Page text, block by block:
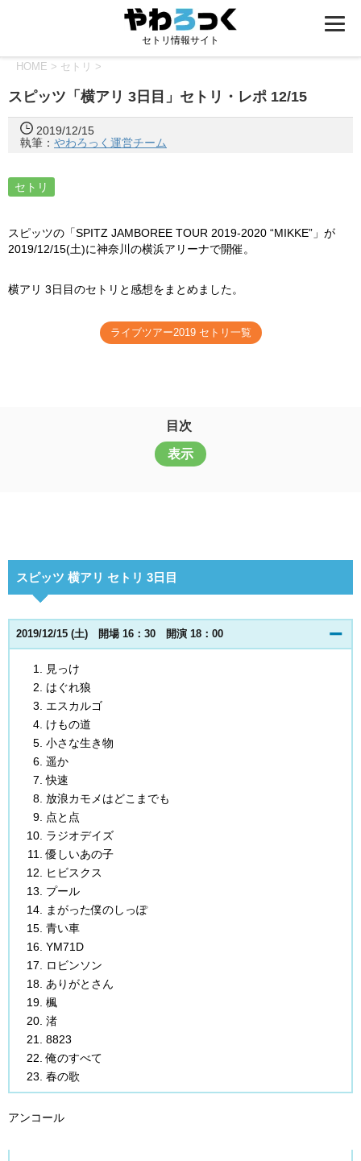
セトリ情報サイト
HOME > セトリ >
スピッツ「横アリ 3日目」セトリ・レポ 12/15
2019/12/15
執筆： やわろっく運営チーム
セトリ
スピッツの「SPITZ JAMBOREE TOUR 2019-2020 “MIKKE”」が
2019/12/15(土)に神奈川の横浜アリーナで開催。
横アリ 3日目のセトリと感想をまとめました。
ライブツアー2019 セトリ一覧
目次
表示
スピッツ 横アリ セトリ 3日目
2019/12/15 (土) 開場 16：30 開演 18：00
見っけ
はぐれ狼
エスカルゴ
けもの道
小さな生き物
遥か
快速
放浪カモメはどこまでも
点と点
ラジオデイズ
優しいあの子
ヒビスクス
プール
まがった僕のしっぽ
青い車
YM71D
ロビンソン
ありがとさん
楓
渚
8823
俺のすべて
春の歌
アンコール